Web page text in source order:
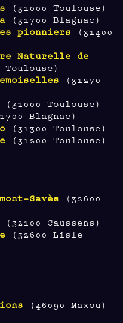
(31000 Toulouse)
(31700 Blagnac)
pionniers (31400
Naturelle de
Toulouse)
(31270
(31000 Toulouse)
Blagnac)
(31300 Toulouse)
(31200 Toulouse)
Savès (32600
(32100 Caussens)
(32600 Lisle
(46090 Maxou)